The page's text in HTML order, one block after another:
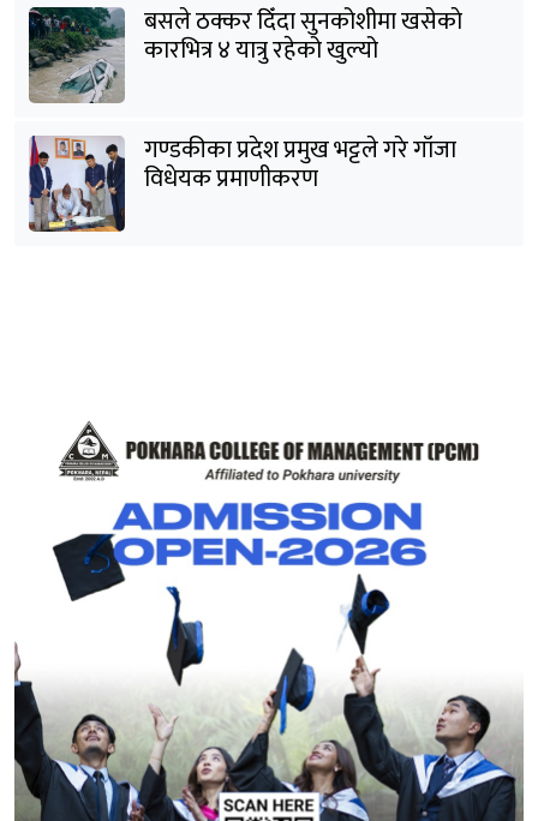
बसले ठक्कर दिँदा सुनकोशीमा खसेकाे
कारभित्र ४ यात्रु रहेको खुल्यो
गण्डकीका प्रदेश प्रमुख भट्टले गरे गाँजा
विधेयक प्रमाणीकरण